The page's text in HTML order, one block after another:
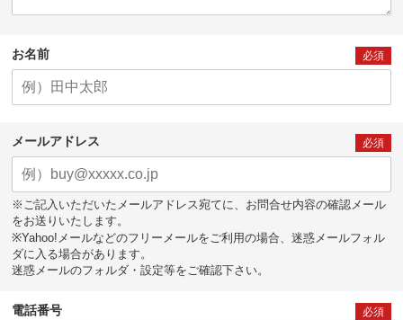
お名前 必須
メールアドレス 必須
※ご記入いただいたメールアドレス宛てに、お問合せ内容の確認メール
をお送りいたします。
※Yahoo!メールなどのフリーメールをご利用の場合、迷惑メールフォル
ダに入る場合があります。
迷惑メールのフォルダ・設定等をご確認下さい。
電話番号 必須